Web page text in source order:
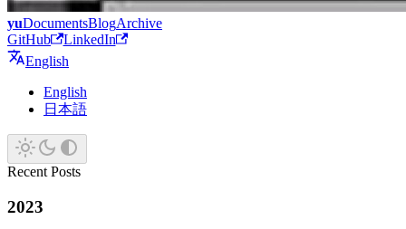
yuDocumentsBlogArchive
GitHub
LinkedIn
English
English
日本語
Recent Posts
2023